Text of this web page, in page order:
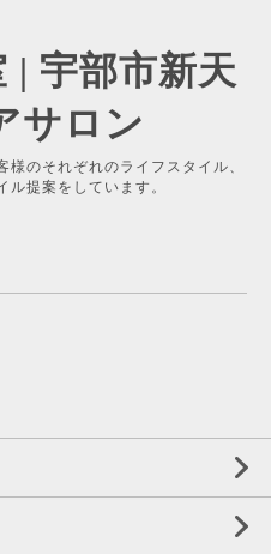
| 宇部市新天
サロン
のそれぞれのライフスタイル、
ル提案をしています。